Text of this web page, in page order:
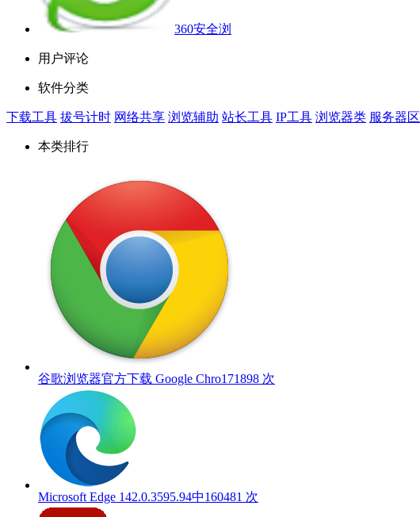
360安全浏
用户评论
软件分类
下载工具 拔号计时 网络共享 浏览辅助 站长工具 IP工具 浏览器类 服务器区
本类排行
谷歌浏览器官方下载 Google Chro171898 次
Microsoft Edge 142.0.3595.94中160481 次